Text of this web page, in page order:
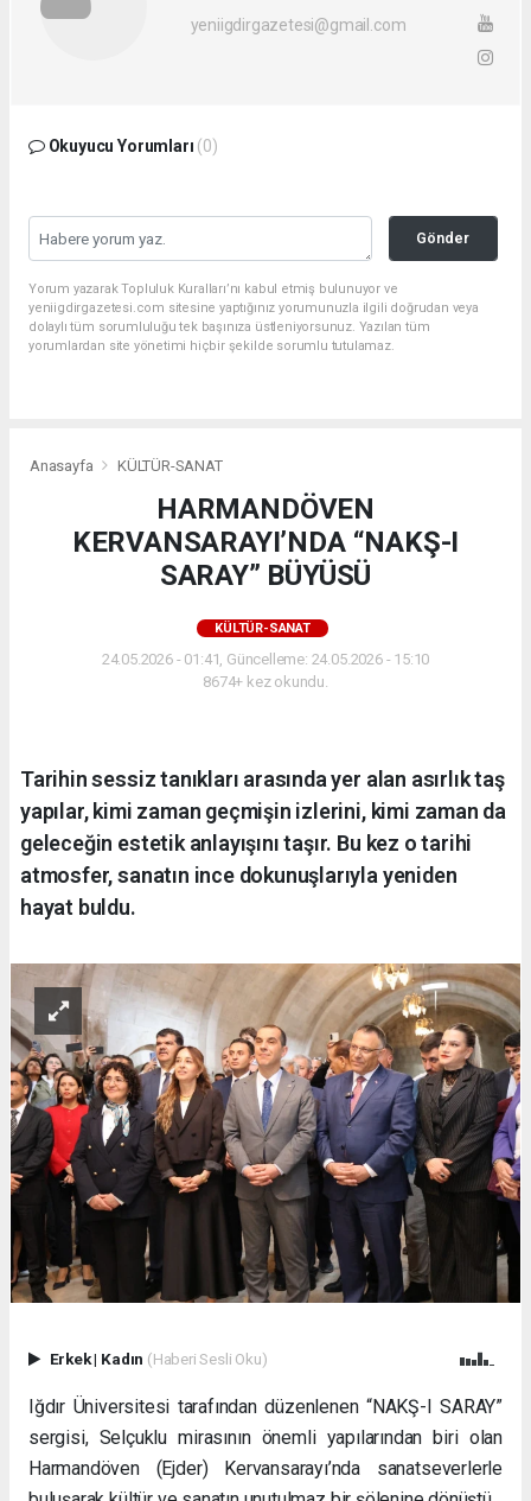
yeniigdirgazetesi@gmail.com
Okuyucu Yorumları (0)
Gönder
Yorum yazarak Topluluk Kuralları’nı kabul etmiş bulunuyor ve
yeniigdirgazetesi.com sitesine yaptığınız yorumunuzla ilgili doğrudan veya
dolaylı tüm sorumluluğu tek başınıza üstleniyorsunuz. Yazılan tüm
yorumlardan site yönetimi hiçbir şekilde sorumlu tutulamaz.
Anasayfa KÜLTÜR-SANAT
HARMANDÖVEN
KERVANSARAYI’NDA “NAKŞ-I
SARAY” BÜYÜSÜ
KÜLTÜR-SANAT
24.05.2026 - 01:41, Güncelleme: 24.05.2026 - 15:10
8674+ kez okundu.
Tarihin sessiz tanıkları arasında yer alan asırlık taş
yapılar, kimi zaman geçmişin izlerini, kimi zaman da
geleceğin estetik anlayışını taşır. Bu kez o tarihi
atmosfer, sanatın ince dokunuşlarıyla yeniden
hayat buldu.
Erkek| Kadın (Haberi Sesli Oku)
Iğdır Üniversitesi tarafından düzenlenen “NAKŞ-I SARAY”
sergisi, Selçuklu mirasının önemli yapılarından biri olan
Harmandöven (Ejder) Kervansarayı’nda sanatseverlerle